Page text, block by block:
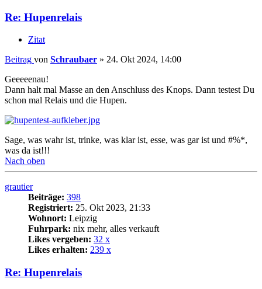
Re: Hupenrelais
Zitat
Beitrag von Schraubaer » 24. Okt 2024, 14:00
Geeeeenau!
Dann halt mal Masse an den Anschluss des Knops. Dann testest Du
schon mal Relais und die Hupen.
Sage, was wahr ist, trinke, was klar ist, esse, was gar ist und #%*,
was da ist!!!
Nach oben
grautier
Beiträge: 398
Registriert: 25. Okt 2023, 21:33
Wohnort: Leipzig
Fuhrpark: nix mehr, alles verkauft
Likes vergeben: 32 x
Likes erhalten: 239 x
Re: Hupenrelais